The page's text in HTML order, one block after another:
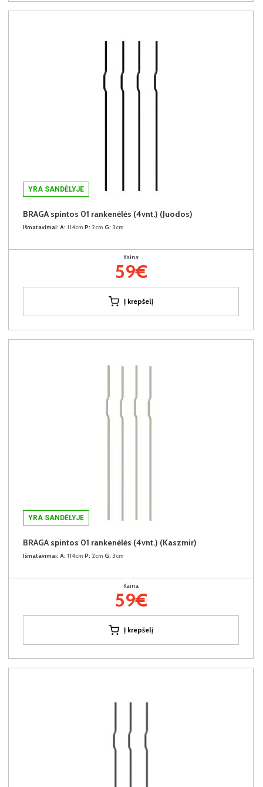
YRA SANDĖLYJE
BRAGA spintos 01 rankenėlės (4vnt.) (Juodos)
Išmatavimai: A: 114cm P: 2cm G: 3cm
Kaina:
59€
Į krepšelį
YRA SANDĖLYJE
BRAGA spintos 01 rankenėlės (4vnt.) (Kaszmir)
Išmatavimai: A: 114cm P: 2cm G: 3cm
Kaina:
59€
Į krepšelį